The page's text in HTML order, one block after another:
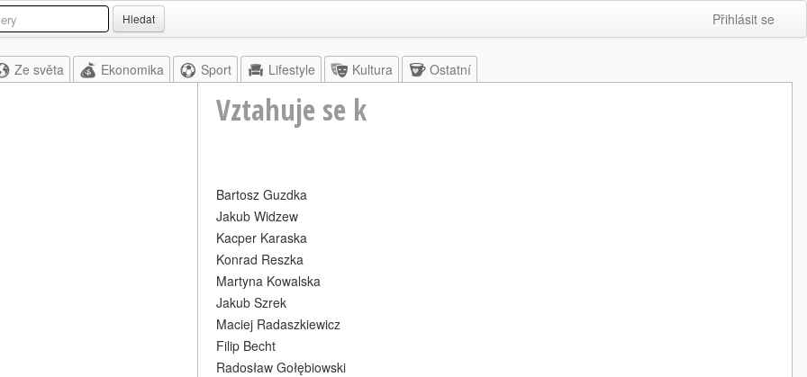
Hledat Přihlásit se
Ze světa Ekonomika Sport Lifestyle Kultura Ostatní
Vztahuje se k
Bartosz Guzdka
Jakub Widzew
Kacper Karaska
Konrad Reszka
Martyna Kowalska
Jakub Szrek
Maciej Radaszkiewicz
Filip Becht
Radosław Gołębiowski